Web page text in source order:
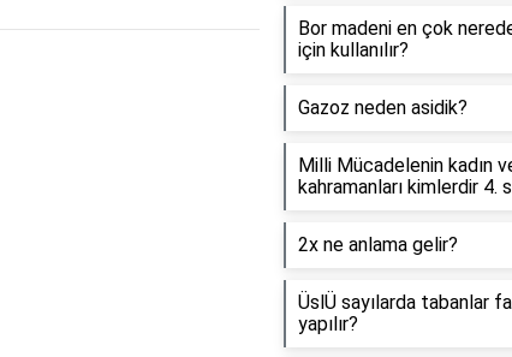
Bor madeni en çok
için kullanılır?
Gazoz neden asidik?
Milli Mücadelenin kadın
kahramanları kimlerdir 4.
2x ne anlama gelir?
ÜslÜ sayılarda tabanlar
yapılır?